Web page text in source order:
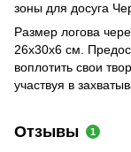
зоны для досуга
Размер логова
26х30х6 см.
воплотить свои
участвуя в
Отзывы 1
🌹